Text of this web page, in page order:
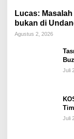
Lucas:
bukan di
Agustus 2, 2026
Juli
Juli